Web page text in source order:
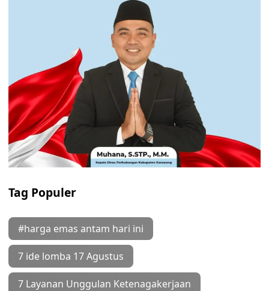
Tag Populer
#harga emas antam hari ini
7 ide lomba 17 Agustus
7 Layanan Unggulan Ketenagakerjaan